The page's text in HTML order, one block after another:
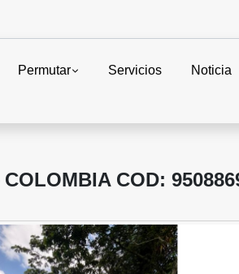
Permutar Servicios Noticia
COD: